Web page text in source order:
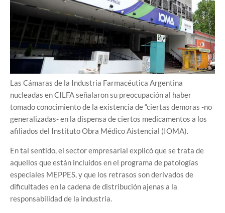
Las Cámaras de la Industria Farmacéutica Argentina
nucleadas en CILFA señalaron su preocupación al haber
tomado conocimiento de la existencia de “ciertas demoras -no
generalizadas- en la dispensa de ciertos medicamentos a los
afiliados del Instituto Obra Médico Aistencial (IOMA).
En tal sentido, el sector empresarial explicó que se trata de
aquellos que están incluidos en el programa de patologías
especiales MEPPES, y que los retrasos son derivados de
dificultades en la cadena de distribución ajenas a la
responsabilidad de la industria.